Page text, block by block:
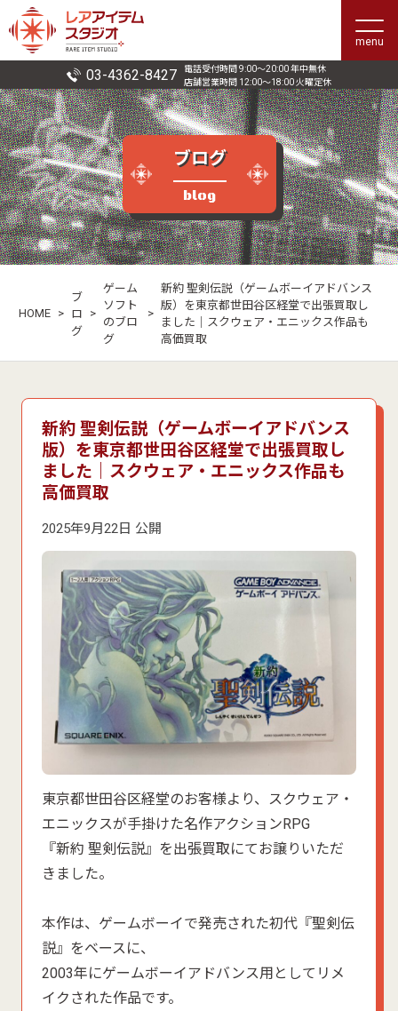
menu
03-4362-8427
電話受付時間 9:00〜20:00 年中無休
店舗営業時間 12:00〜18:00 火曜定休
ブログ
blog
HOME >
ブ
ロ
グ
>
ゲーム
ソフト
のブロ
グ
>
新約 聖剣伝説（ゲームボーイアドバンス
版）を東京都世田谷区経堂で出張買取し
ました｜スクウェア・エニックス作品も
高価買取
新約 聖剣伝説（ゲームボーイアドバンス
版）を東京都世田谷区経堂で出張買取し
ました｜スクウェア・エニックス作品も
高価買取
2025年9月22日 公開
東京都世田谷区経堂のお客様より、スクウェア・
エニックスが手掛けた名作アクションRPG
『新約 聖剣伝説』を出張買取にてお譲りいただ
きました。
本作は、ゲームボーイで発売された初代『聖剣伝
説』をベースに、
2003年にゲームボーイアドバンス用としてリメ
イクされた作品です。